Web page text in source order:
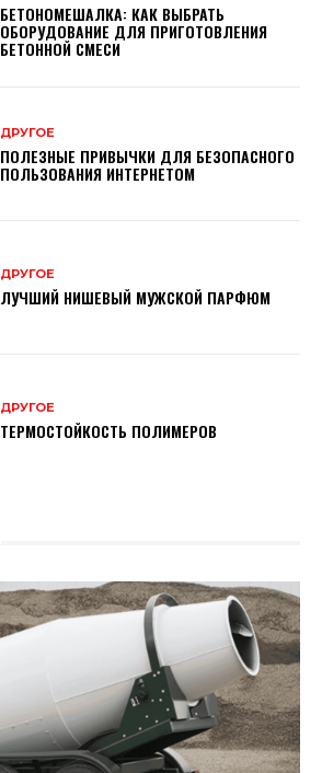
БЕТОНОМЕШАЛКА: КАК ВЫБРАТЬ
ОБОРУДОВАНИЕ ДЛЯ ПРИГОТОВЛЕНИЯ
БЕТОННОЙ СМЕСИ
ДРУГОЕ
ПОЛЕЗНЫЕ ПРИВЫЧКИ ДЛЯ БЕЗОПАСНОГО
ПОЛЬЗОВАНИЯ ИНТЕРНЕТОМ
ДРУГОЕ
ЛУЧШИЙ НИШЕВЫЙ МУЖСКОЙ ПАРФЮМ
ДРУГОЕ
ТЕРМОСТОЙКОСТЬ ПОЛИМЕРОВ